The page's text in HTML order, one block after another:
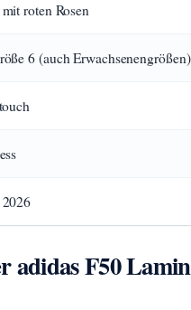
roten Rosen
6 (auch Erwachsenengrößen)
adidas F50